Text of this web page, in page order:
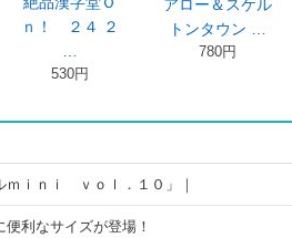
４ ２
アロー＆スケル
トンタウン …
超難問
＆頭
ｍｉｎｉ ｖｏｌ．１０」｜
利なサイズが登場！